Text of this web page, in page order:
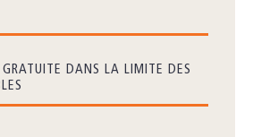
GRATUITE DANS LA LIMITE DES